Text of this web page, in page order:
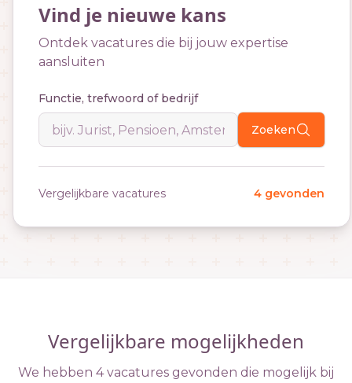
Vind je nieuwe kans
Ontdek vacatures die bij jouw expertise
aansluiten
Functie, trefwoord of bedrijf
Zoeken
Vergelijkbare vacatures 4 gevonden
Vergelijkbare mogelijkheden
We hebben 4 vacatures gevonden die mogelijk bij